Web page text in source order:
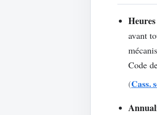
avant
Code
(Cass.